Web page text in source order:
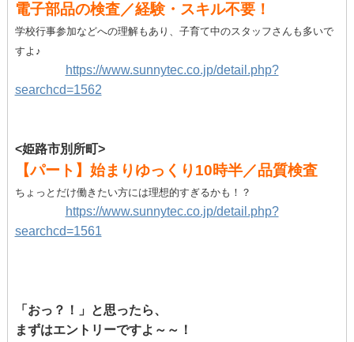
電子部品の検査／経験・スキル不要！
学校行事参加などへの理解もあり、子育て中のスタッフさんも多いで
すよ♪
https://www.sunnytec.co.jp/detail.php?
searchcd=1562
<姫路市別所町>
【パート】始まりゆっくり10時半／品質検査
ちょっとだけ働きたい方には理想的すぎるかも！？
https://www.sunnytec.co.jp/detail.php?
searchcd=1561
「おっ？！」と思ったら、
まずはエントリーですよ～～！